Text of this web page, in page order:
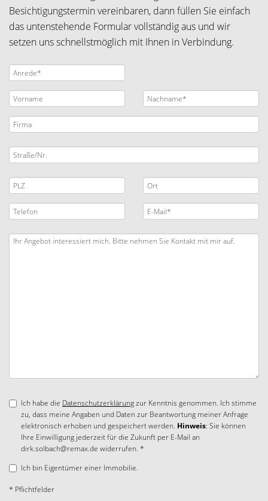
Besichtigungstermin vereinbaren, dann füllen Sie einfach
das untenstehende Formular vollständig aus und wir
setzen uns schnellstmöglich mit Ihnen in Verbindung.
Ich habe die Datenschutzerklärungzur Kenntnis genommen. Ich stimme
zu, dass meine Angaben und Daten zur Beantwortung meiner Anfrage
elektronisch erhoben und gespeichert werden. Hinweis: Sie können
Ihre Einwilligung jederzeit für die Zukunft per E-Mail an
dirk.solbach@remax.de widerrufen. *
Ich bin Eigentümer einer Immobilie.
* Pflichtfelder